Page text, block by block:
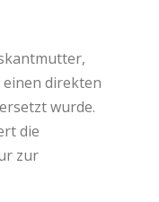
direkten
wurde.
die
zur